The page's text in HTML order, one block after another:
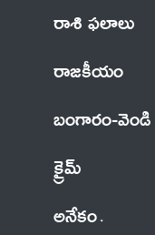
రాశి ఫలాలు
రాజకీయం
బంగారం-వెండి
క్రైమ్
అనేకం